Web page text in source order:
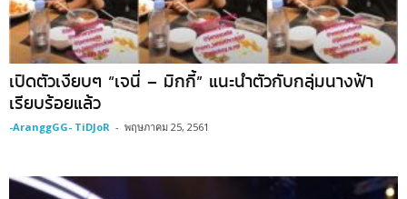
เปิดตัวเงียบๆ “เจนี่ – มิกกี้” แนะนำตัวกับกลุ่มนางฟ้า
เรียบร้อยแล้ว
-AranggGG- TiDJoR - พฤษภาคม 25, 2561